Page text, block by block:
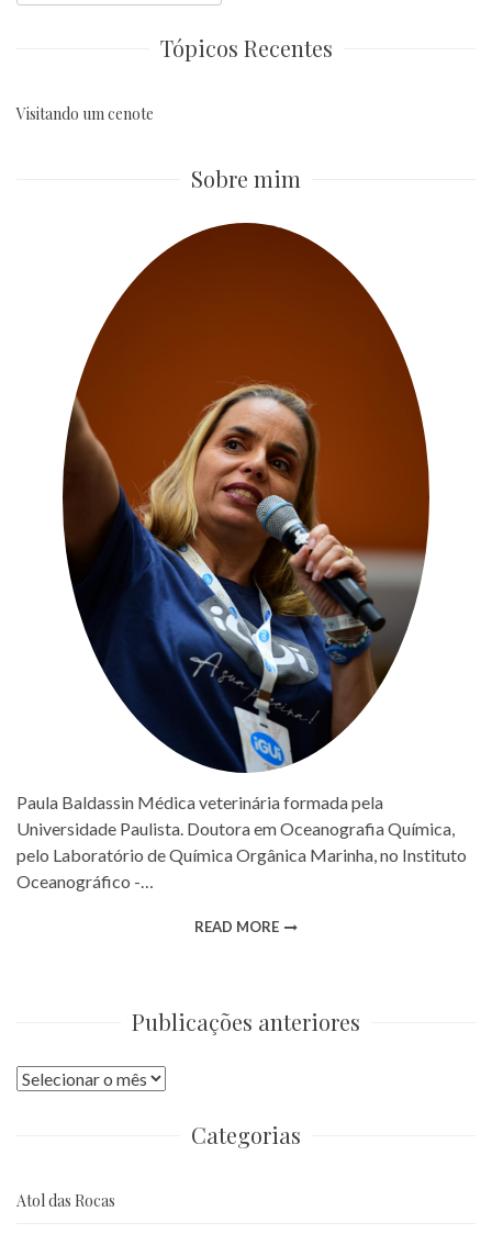
for:
Tópicos Recentes
Visitando um cenote
Sobre mim
Paula Baldassin Médica veterinária formada pela
Universidade Paulista. Doutora em Oceanografia Química,
pelo Laboratório de Química Orgânica Marinha, no Instituto
Oceanográfico -…
READ MORE
Publicações anteriores
Publicações
Categorias
Atol das Rocas